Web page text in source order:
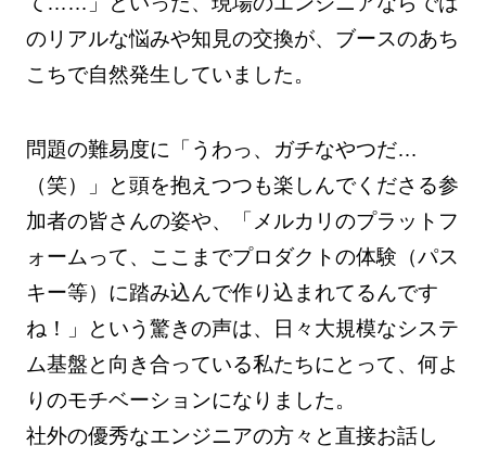
のリアルな悩みや知見の交換が、ブースのあち
こちで自然発生していました。
問題の難易度に「うわっ、ガチなやつだ…
（笑）」と頭を抱えつつも楽しんでくださる参
加者の皆さんの姿や、「メルカリのプラットフ
ォームって、ここまでプロダクトの体験（パス
キー等）に踏み込んで作り込まれてるんです
ね！」という驚きの声は、日々大規模なシステ
ム基盤と向き合っている私たちにとって、何よ
りのモチベーションになりました。
社外の優秀なエンジニアの方々と直接お話し